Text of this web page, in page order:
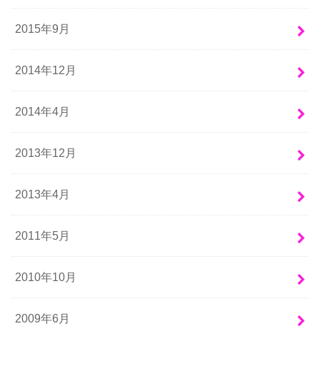
2015年9月
2014年12月
2014年4月
2013年12月
2013年4月
2011年5月
2010年10月
2009年6月